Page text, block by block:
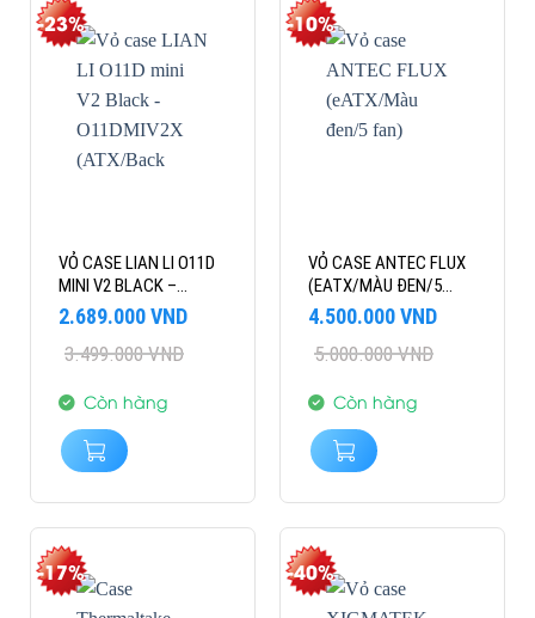
-23%
VỎ CASE LIAN LI O11D
MINI V2 BLACK –
O11DMIV2X (ATX/BACK
CONNECT/0 FAN)
3.499.000VND
Giá
là:
2.689.000VND
Giá
tại
2.689.000 VND.
Còn hàng
-10%
VỎ CASE ANTEC FLUX
(EATX/MÀU ĐEN/5
FAN)
5.000.000VND
Giá
là:
4.500.000VND
Giá
tại
4.500.000 VND.
Còn hàng
-17% -40%